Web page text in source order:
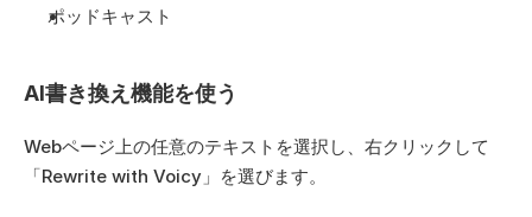
ポッドキャスト
AI書き換え機能を使う
Webページ上の任意のテキストを選択し、右クリックして
「Rewrite with Voicy」を選びます。